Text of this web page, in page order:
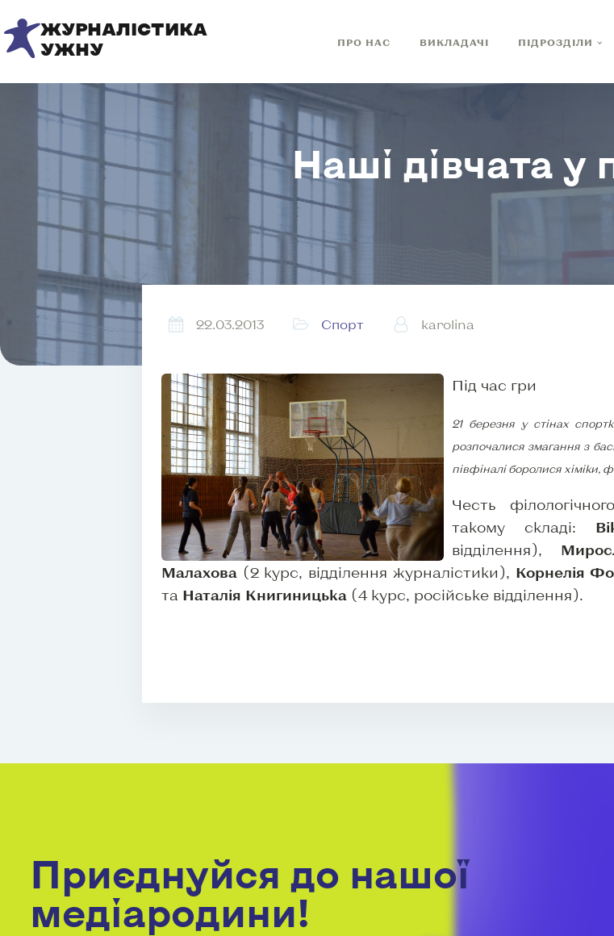
ЖУРНАЛІСТИКА
УЖНУ
ПРО НАС ВИКЛАДАЧІ ПІДРОЗДІЛИ
Наші дівчата у
22.03.2013 Спорт karolina
Під час гри
21 березня у стінах
розпочалися змагання з
півфіналі боролися хіміки,
Честь
такому складі:
відділення),
Малахова (2 курс, відділення журналістики), Корнелія
та Наталія Книгиницька (4 курс, російське відділення).
Приєднуйся до нашої
медіародини!